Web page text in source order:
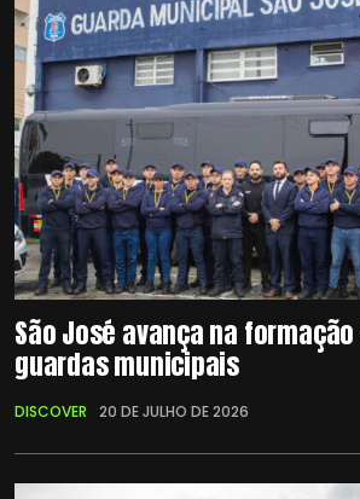
São José avança na
guardas municipais
DISCOVER 20 DE JULHO DE 2026